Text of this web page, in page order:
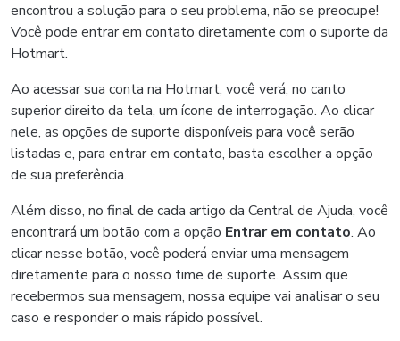
encontrou a solução para o seu problema, não se preocupe!
Você pode entrar em contato diretamente com o suporte da
Hotmart.
Ao acessar sua conta na Hotmart, você verá, no canto
superior direito da tela, um ícone de interrogação. Ao clicar
nele, as opções de suporte disponíveis para você serão
listadas e, para entrar em contato, basta escolher a opção
de sua preferência.
Além disso, no final de cada artigo da Central de Ajuda, você
encontrará um botão com a opção Entrar em contato. Ao
clicar nesse botão, você poderá enviar uma mensagem
diretamente para o nosso time de suporte. Assim que
recebermos sua mensagem, nossa equipe vai analisar o seu
caso e responder o mais rápido possível.